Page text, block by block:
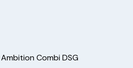
Combi DSG